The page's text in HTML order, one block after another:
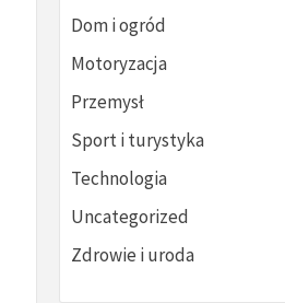
Dom i ogród
Motoryzacja
Przemysł
Sport i turystyka
Technologia
Uncategorized
Zdrowie i uroda